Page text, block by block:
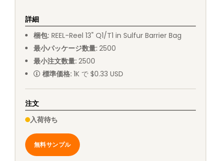
詳細
梱包: REEL-Reel 13" Q1/T1 in Sulfur Barrier Bag
最小パッケージ数量: 2500
最小注文数量: 2500
標準価格: 1K で $0.33 USD
注文
入荷待ち
無料サンプル